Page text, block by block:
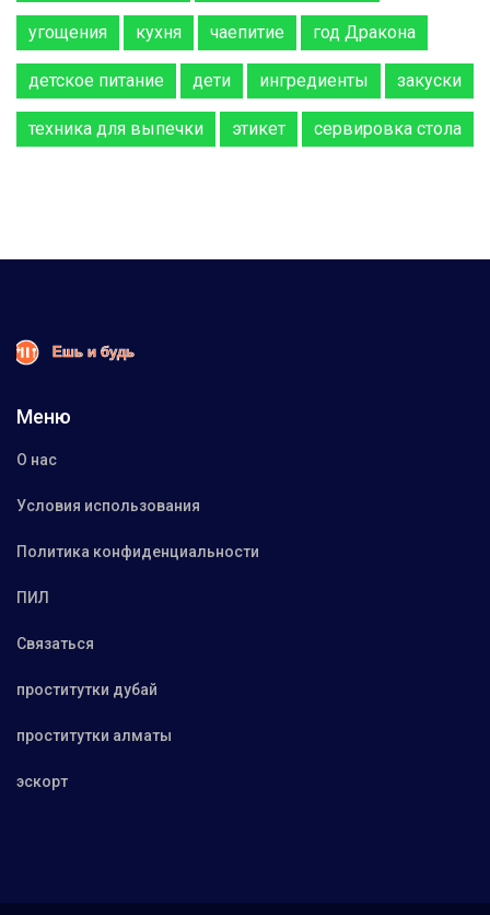
угощения кухня чаепитие год Дракона
детское питание дети ингредиенты закуски
техника для выпечки этикет сервировка стола
Меню
О нас
Условия использования
Политика конфиденциальности
ПИЛ
Связаться
проститутки дубай
проститутки алматы
эскорт